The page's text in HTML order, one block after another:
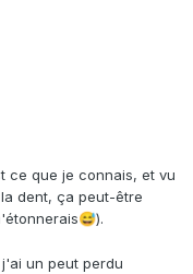
ce que je connais, et vu
dent, ça peut-être
😅).
un peut perdu